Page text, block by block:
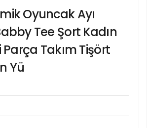
Oyuncak Ayı
Tee Şort Kadın
Parça Takım Tişört
Yü